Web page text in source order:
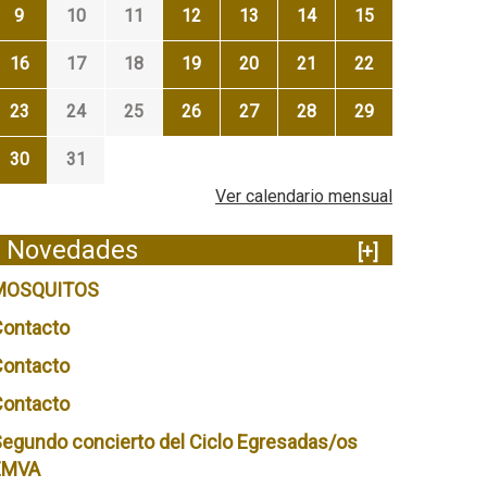
9 10 11 12 13 14 15
16 17 18 19 20 21 22
23 24 25 26 27 28 29
30
31
Ver calendario mensual
Novedades
[+]
concierto del Ciclo Egresadas/os